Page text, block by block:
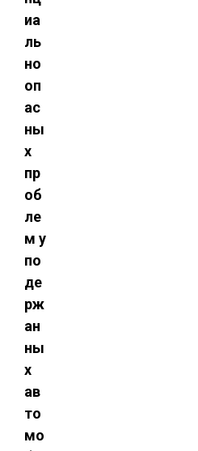
иа
ль
но
оп
ас
ны
х
пр
об
ле
м у
по
де
рж
ан
ны
х
ав
то
мо